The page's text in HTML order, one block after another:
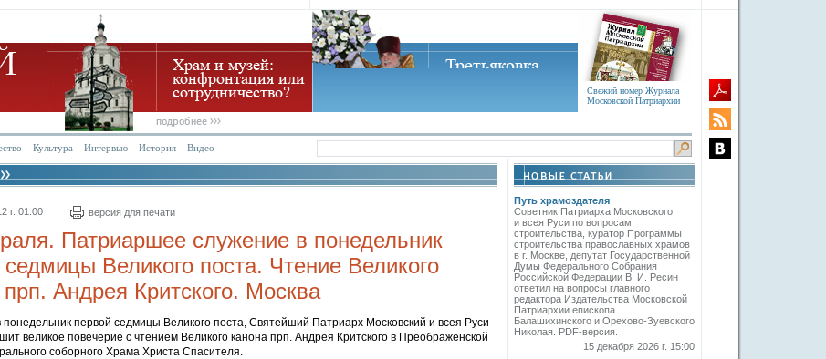
Свежий номер Журнала
Московской Патриархии
Культура Интервью История Видео
г. 01:00 версия для печати
Патриаршее служение в понедельник
Великого поста. Чтение Великого
Андрея Критского. Москва
первой седмицы Великого поста, Святейший Патриарх Московский и всея Руси
великое повечерие с чтением Великого канона прп. Андрея Критского в Преображенской
соборного Храма Христа Спасителя.
Путь храмоздателя
Советник Патриарха Московского
и всея Руси по вопросам
строительства, куратор Программы
строительства православных храмов
в г. Москве, депутат Государственной
Думы Федерального Собрания
Российской Федерации В. И. Ресин
ответил на вопросы главного
редактора Издательства Московской
Патриархии епископа
Балашихинского и Орехово-Зуевского
Николая. PDF-версия.
15 декабря 2026 г. 15:00